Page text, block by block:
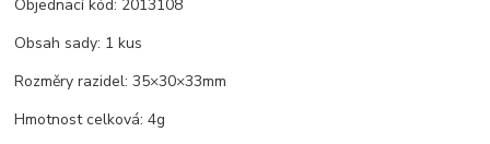
Objednací kód: 2013108
Obsah sady: 1 kus
Rozměry razidel: 35×30×33mm
Hmotnost celková: 4g